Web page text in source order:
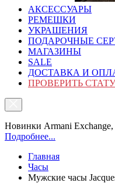
АКСЕССУАРЫ
РЕМЕШКИ
УКРАШЕНИЯ
ПОДАРОЧНЫЕ
МАГАЗИНЫ
SALE
ДОСТАВКА И
ПРОВЕРИТЬ
Новинки Armani
Подробнее...
Главная
Часы
Мужские часы